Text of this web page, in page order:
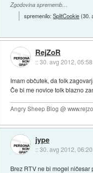
Zgodovina sprememb…
spremenilo:SplitCookie(30.
RejZoR
::30. avg 2012, 05:58
Imam občutek, da folk
Če bi me novice tolk blazno
Angry Sheep Blog @
jype
::30. avg 2012, 06:20
Brez RTV ne bi mogel ničesar